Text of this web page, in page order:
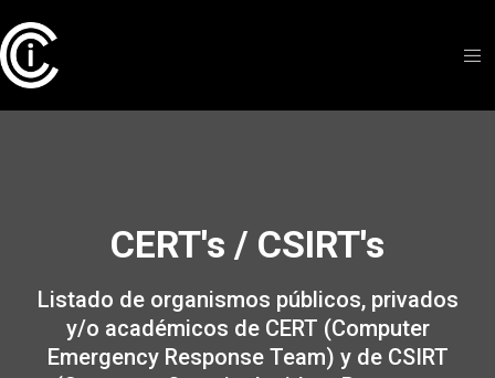
CERT's / CSIRT's
Listado de organismos públicos, privados
y/o académicos de CERT (Computer
Emergency Response Team) y de CSIRT